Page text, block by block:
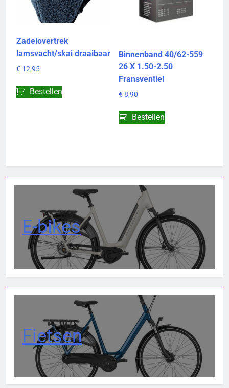
Zadelovertrek
lamsvacht/skai draaibaar
€ 12,95
Bestellen
Binnenband 40/62-559
26 X 1.50-2.50
Fransventiel
€ 8,90
Bestellen
E-bikes
Fietsen